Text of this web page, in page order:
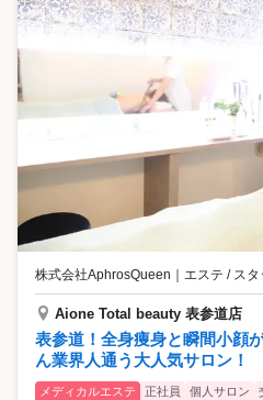
株式会社AphrosQueen ｜ エステ / スタ
Aione Total beauty 表参道店
表参道！全身痩身と瞬間小顔
ん業界人通う大人気サロン！
メディカルエステ 正社員 個人サロン